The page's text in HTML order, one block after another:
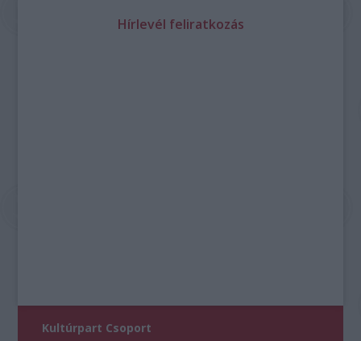
Hírlevél feliratkozás
Kultúrpart Csoport